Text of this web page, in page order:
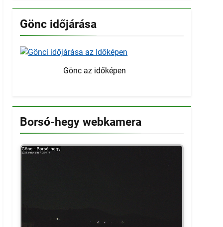
Gönc időjárása
Gönc az időképen
Borsó-hegy webkamera